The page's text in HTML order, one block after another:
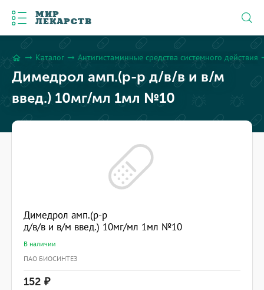
МИР
ЛЕКАРСТВ
home arrow_right_alt Каталог arrow_right_alt Антигистаминные средства системного действия
Димедрол амп.(р-р д/в/в и в/м
введ.) 10мг/мл 1мл №10
Димедрол амп.(р-р
д/в/в и в/м введ.) 10мг/мл 1мл №10
В наличии
ПАО БИОСИНТЕЗ
152